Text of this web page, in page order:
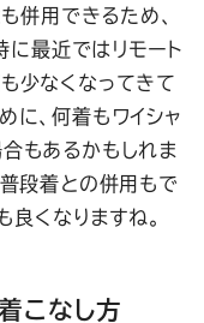
併用できるため、
に最近ではリモート
少なくなってきて
に、何着もワイシャ
もあるかもしれま
普段着との併用もで
良くなりますね。
こなし方